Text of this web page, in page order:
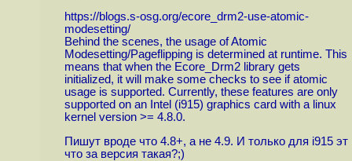
https://blogs.s-osg.org/ecore_drm2-use-atomic-
modesetting/
Behind the scenes, the usage of Atomic
Modesetting/Pageflipping is determined at runtime. This
means that when the Ecore_Drm2 library gets
initialized, it will make some checks to see if atomic
usage is supported. Currently, these features are only
supported on an Intel (i915) graphics card with a linux
kernel version >= 4.8.0.
Пишут вроде что 4.8+, а не 4.9. И только для i915 эт
что за версия такая?;)